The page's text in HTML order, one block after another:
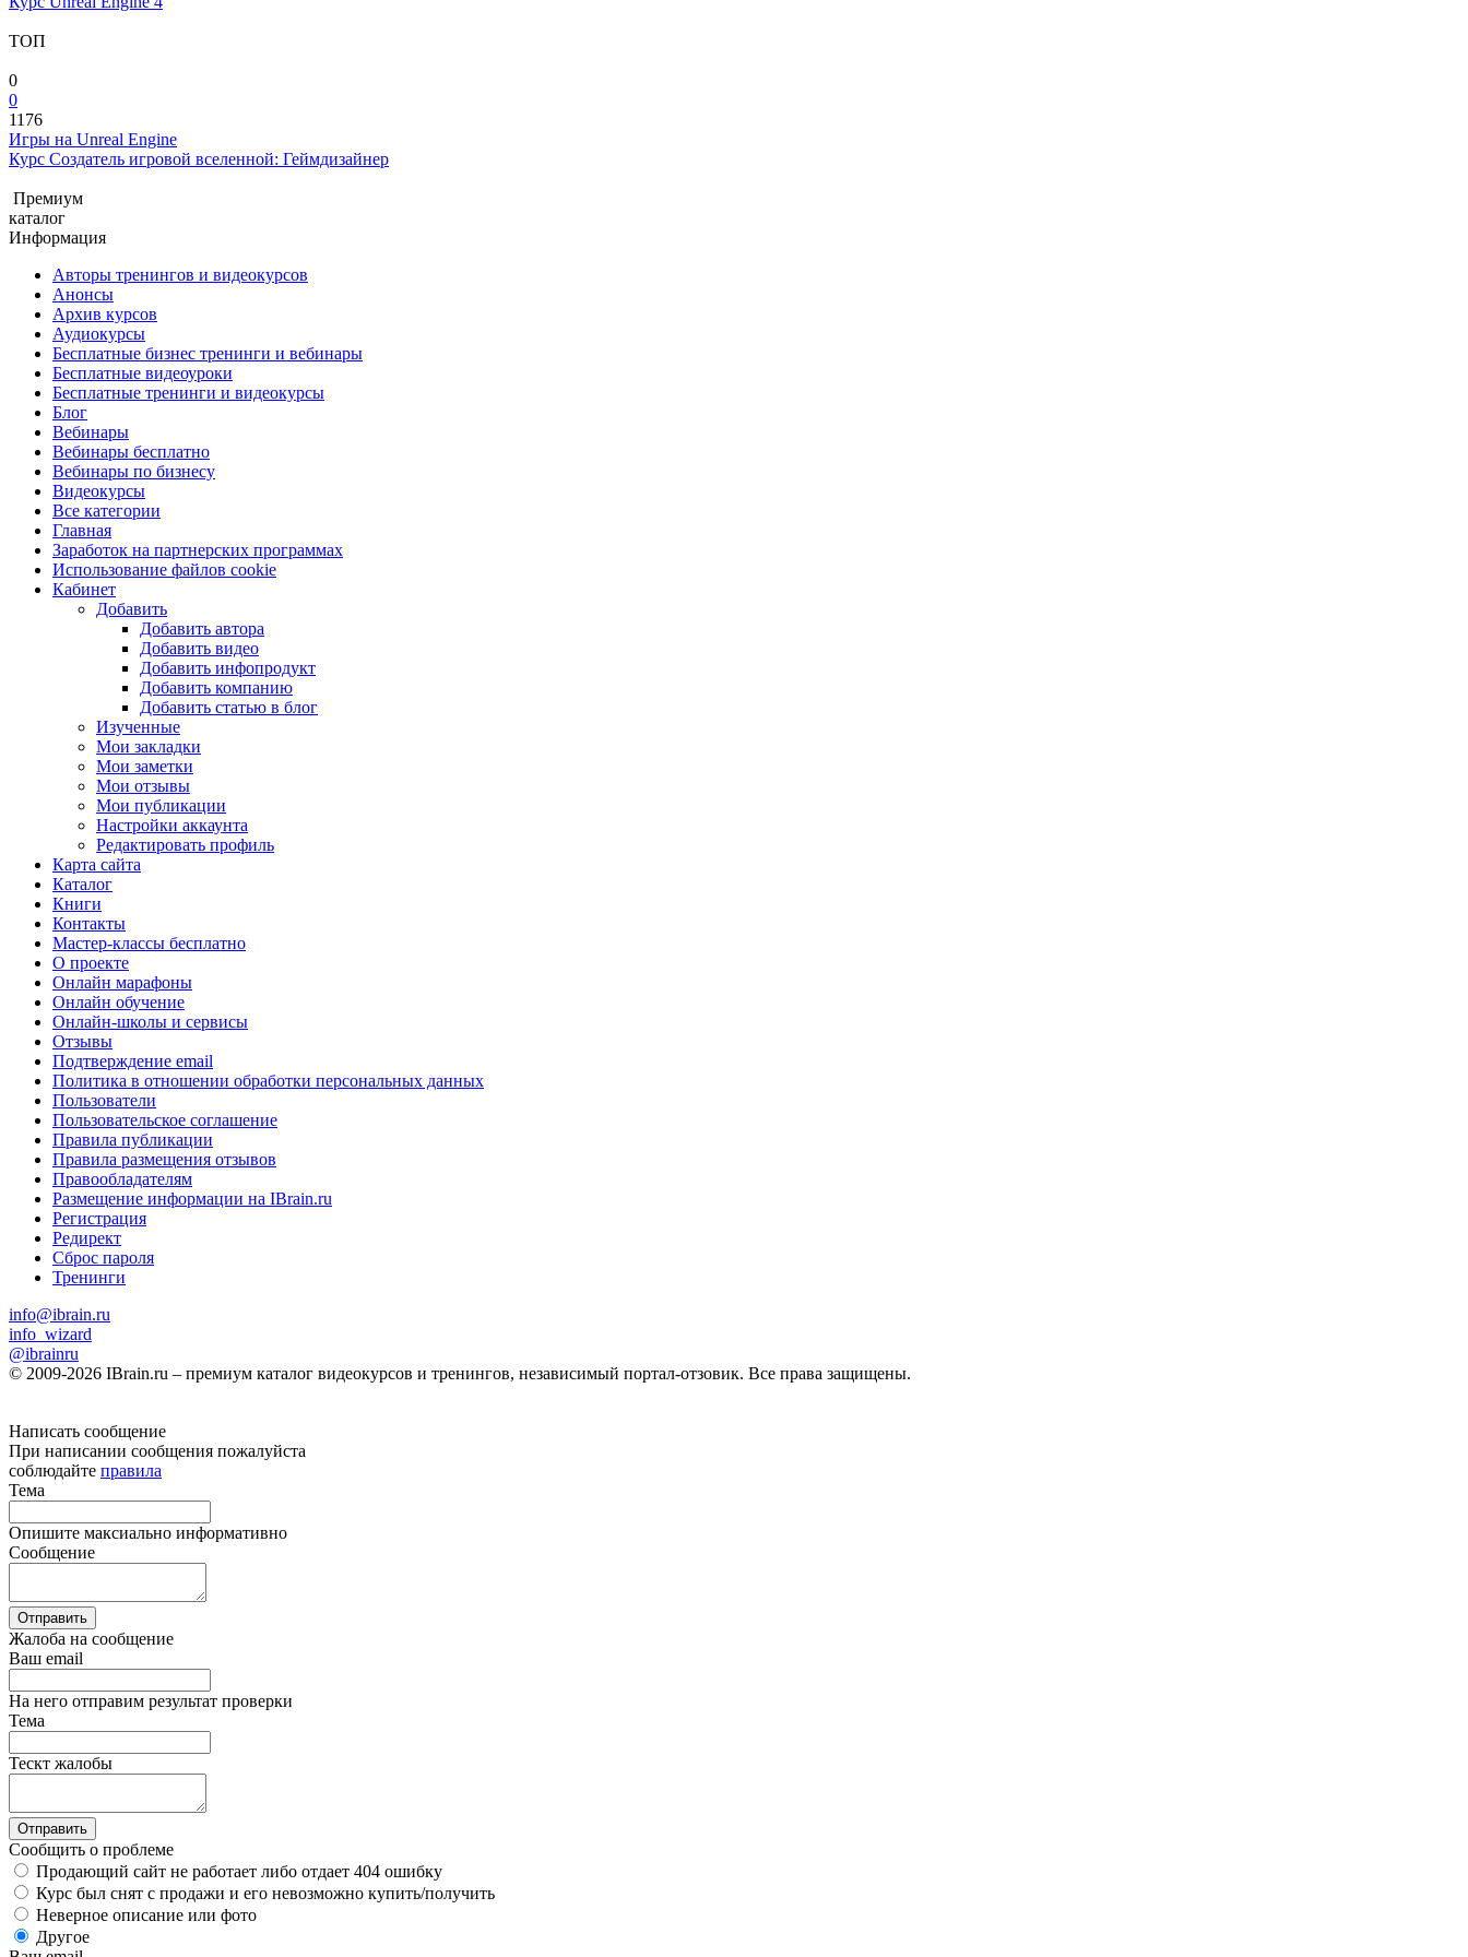
ТОП
0
0
1176
Игры на Unreal Engine
Курс Создатель игровой вселенной: Геймдизайнер
Премиум
каталог
Информация
Авторы тренингов и видеокурсов
Анонсы
Архив курсов
Аудиокурсы
Бесплатные бизнес тренинги и вебинары
Бесплатные видеоуроки
Бесплатные тренинги и видеокурсы
Блог
Вебинары
Вебинары бесплатно
Вебинары по бизнесу
Видеокурсы
Все категории
Главная
Заработок на партнерских программах
Использование файлов cookie
Кабинет
Добавить
Добавить автора
Добавить видео
Добавить инфопродукт
Добавить компанию
Добавить статью в блог
Изученные
Мои закладки
Мои заметки
Мои отзывы
Мои публикации
Настройки аккаунта
Редактировать профиль
Карта сайта
Каталог
Книги
Контакты
Мастер-классы бесплатно
О проекте
Онлайн марафоны
Онлайн обучение
Онлайн-школы и сервисы
Отзывы
Подтверждение email
Политика в отношении обработки персональных данных
Пользователи
Пользовательское соглашение
Правила публикации
Правила размещения отзывов
Правообладателям
Размещение информации на IBrain.ru
Регистрация
Редирект
Сброс пароля
Тренинги
info@ibrain.ru
info_wizard
@ibrainru
© 2009-2026 IBrain.ru – премиум каталог видеокурсов и тренингов, независимый портал-отзовик. Все права защищены.
Написать сообщение
При написании сообщения пожалуйста
соблюдайте правила
Тема
Опишите максиально информативно
Сообщение
Отправить
Жалоба на сообщение
Ваш email
На него отправим результат проверки
Тема
Тескт жалобы
Отправить
Сообщить о проблеме
Продающий сайт не работает либо отдает 404 ошибку
Курс был снят с продажи и его невозможно купить/получить
Неверное описание или фото
Другое